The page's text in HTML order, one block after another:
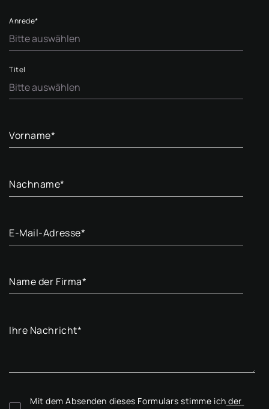
Anrede*
Titel
Vorname*
Nachname*
E-Mail-Adresse*
Name der Firma*
Ihre Nachricht*
Mit dem Absenden dieses Formulars stimme ich der